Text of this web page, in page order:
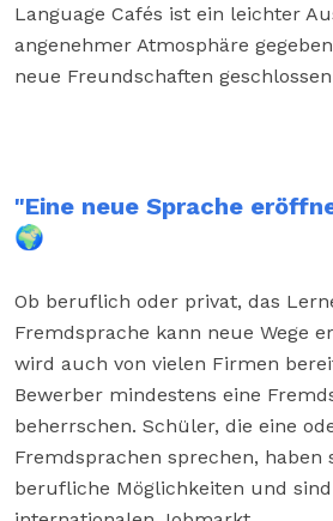
Language Cafés ist ein leichter
angenehmer Atmosphäre
neue Freundschaften
"Eine neue Sprache
🌍
Ob beruflich oder privat, das
Fremdsprache kann neue Wege
wird auch von vielen Firmen
Bewerber mindestens eine
beherrschen. Schüler, die eine
Fremdsprachen sprechen,
berufliche Möglichkeiten und